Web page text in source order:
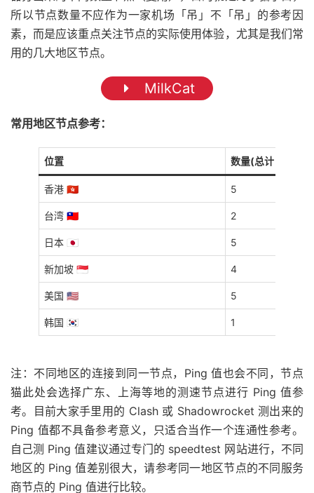
所以节点数量不应作为一家机场「吊」不「吊」的参考因
素，而是应该重点关注节点的实际使用体验，尤其是我们常
用的几大地区节点。
MilkCat
常用地区节点参考：
位置 数量(总计 22 个)
香港 🇭🇰 5
台湾 🇹🇼 2
日本 🇯🇵 5
新加坡 🇸🇬 4
美国 🇺🇸 5
韩国 🇰🇷 1
注：不同地区的连接到同一节点，Ping 值也会不同，节点
猫此处会选择广东、上海等地的测速节点进行 Ping 值参
考。目前大家手里用的 Clash 或 Shadowrocket 测出来的
Ping 值都不具备参考意义，只适合当作一个连通性参考。
自己测 Ping 值建议通过专门的 speedtest 网站进行，不同
地区的 Ping 值差别很大，请参考同一地区节点的不同服务
商节点的 Ping 值进行比较。